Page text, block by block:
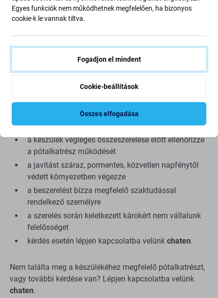
Aftermarket:Független gyártó által készített, nem eredeti
pótalkatrész. Az eredeti alkatrészhez képest kisebb
kidolgozásban vagy a működésben.
Beszerelési tanácsok:
a be- és kiszereléshez megfelelő szervizeszközök
szükségesek
szerelés közben ügyeljen az érzékeny csatlakozókra
és a környező alkatrészekre
a készülék végleges összeszerelése előtt ellenőrizze
a pótalkatrész működését
a javítást száraz, pormentes, közvetlen napfénytől
védett környezetben végezze
a beszerelést bízza megfelelő szaktudással
rendelkező személyre
a szerelés során keletkezett károkért nem vállalunk
felelősséget
kérdés esetén lépjen kapcsolatba velünk chaten.
Nem találta meg a készülékéhez megfelelő pótalkatrészt,
vagy további kérdése van? Lépjen kapcsolatba velünk
chaten.
Egyes funkciók nem működhetnek megfelelően, ha bizonyos
cookie-k le vannak tiltva.
Fogadjon el mindent
Cookie-beállítások
Összes elfogadása